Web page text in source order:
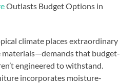
Outlasts Budget Options in
climate places extraordinary
that budget-
engineered to withstand.
incorporates moisture-